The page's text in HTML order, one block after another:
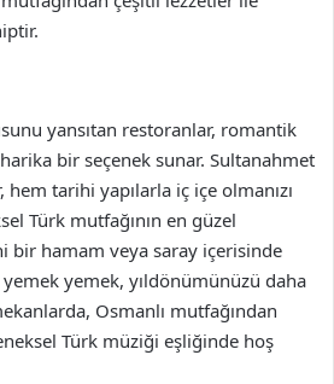
yansıtan restoranlar, romantik
bir seçenek sunar. Sultanahmet
tarihi yapılarla iç içe olmanızı
Türk mutfağının en güzel
bir hamam veya saray içerisinde
yemek, yıldönümünüzü daha
Osmanlı mutfağından
Türk müziği eşliğinde hoş